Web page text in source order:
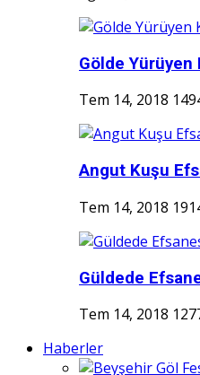
Gölde Yürüyen
Tem 14, 2018
Angut Kuşu
Tem 14, 2018
Güldede
Tem 14, 2018
Haberler